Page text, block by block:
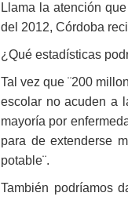
Llama la atención
del 2012, Córdoba
¿Qué estadísticas
Tal vez que ¨200
escolar no acuden a
mayoría por
para de extenderse
potable¨.
También podríamos